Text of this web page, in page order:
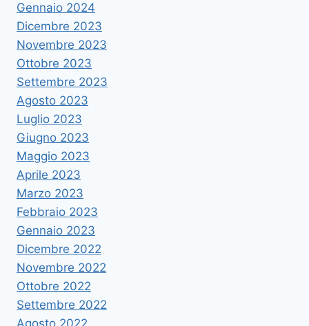
Gennaio 2024
Dicembre 2023
Novembre 2023
Ottobre 2023
Settembre 2023
Agosto 2023
Luglio 2023
Giugno 2023
Maggio 2023
Aprile 2023
Marzo 2023
Febbraio 2023
Gennaio 2023
Dicembre 2022
Novembre 2022
Ottobre 2022
Settembre 2022